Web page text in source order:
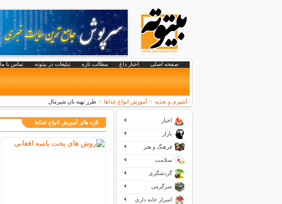
صفحه اصلی اخبار داغ مطالب تازه تبلیغات در بیتوته تماس با ما
آشپزی و تغذیه آموزش انواع غذاها طرز تهیه نان شیرمال
تازه های آموزش انواع غذاها اخبار
بازار
فرهنگ و هنر
سلامت
گردشگری
سرگرمی
اسرار خانه داری